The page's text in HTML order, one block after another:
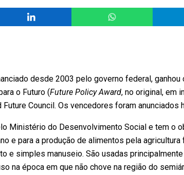
desde 2003 pelo governo federal,
o Futuro (Future Policy Award, no original, em
Council. Os vencedores foram anunciados
Ministério do Desenvolvimento Social e tem o
e para a produção de alimentos pela
e simples manuseio. São usadas
na época em que não chove na região do